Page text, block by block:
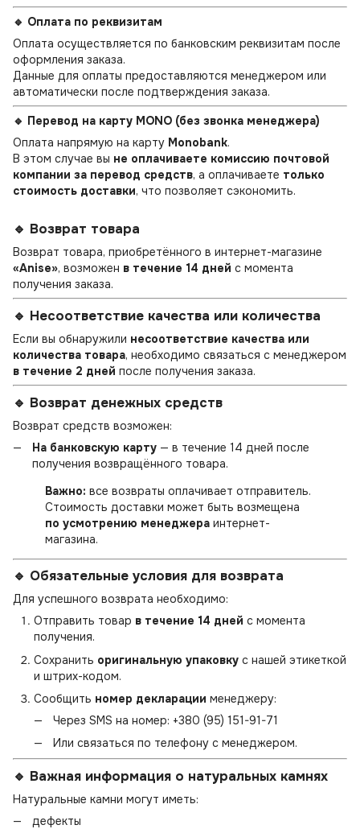
🔹 Оплата по реквизитам
Оплата осуществляется по банковским реквизитам после
оформления заказа.
Данные для оплаты предоставляются менеджером или
автоматически после подтверждения заказа.
🔹 Перевод на карту MONO (без звонка менеджера)
Оплата напрямую на карту Monobank.
В этом случае вы не оплачиваете комиссию почтовой
компании за перевод средств, а оплачиваете только
стоимость доставки, что позволяет сэкономить.
🔹 Возврат товара
Возврат товара, приобретённого в интернет-магазине
«Anise», возможен в течение 14 дней с момента
получения заказа.
🔹 Несоответствие качества или количества
Если вы обнаружили несоответствие качества или
количества товара, необходимо связаться с менеджером
в течение 2 дней после получения заказа.
🔹 Возврат денежных средств
Возврат средств возможен:
На банковскую карту — в течение 14 дней после
получения возвращённого товара.
Важно: все возвраты оплачивает отправитель.
Стоимость доставки может быть возмещена
по усмотрению менеджера интернет-
магазина.
🔹 Обязательные условия для возврата
Для успешного возврата необходимо:
Отправить товар в течение 14 дней с момента
получения.
Сохранить оригинальную упаковку с нашей этикеткой
и штрих-кодом.
Сообщить номер декларации менеджеру:
Через SMS на номер: +380 (95) 151-91-71
Или связаться по телефону с менеджером.
🔹 Важная информация о натуральных камнях
Натуральные камни могут иметь:
дефекты